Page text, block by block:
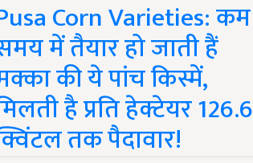
Corn Varieties: कम
में तैयार हो जाती हैं
की ये पांच किस्में,
है प्रति हेक्टेयर 126.6
तक पैदावार!